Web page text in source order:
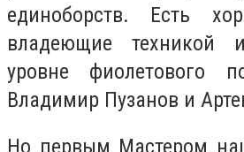
единоборств. Есть
владеющие техникой
уровне фиолетового
Владимир Пузанов и
Но первым Мастером